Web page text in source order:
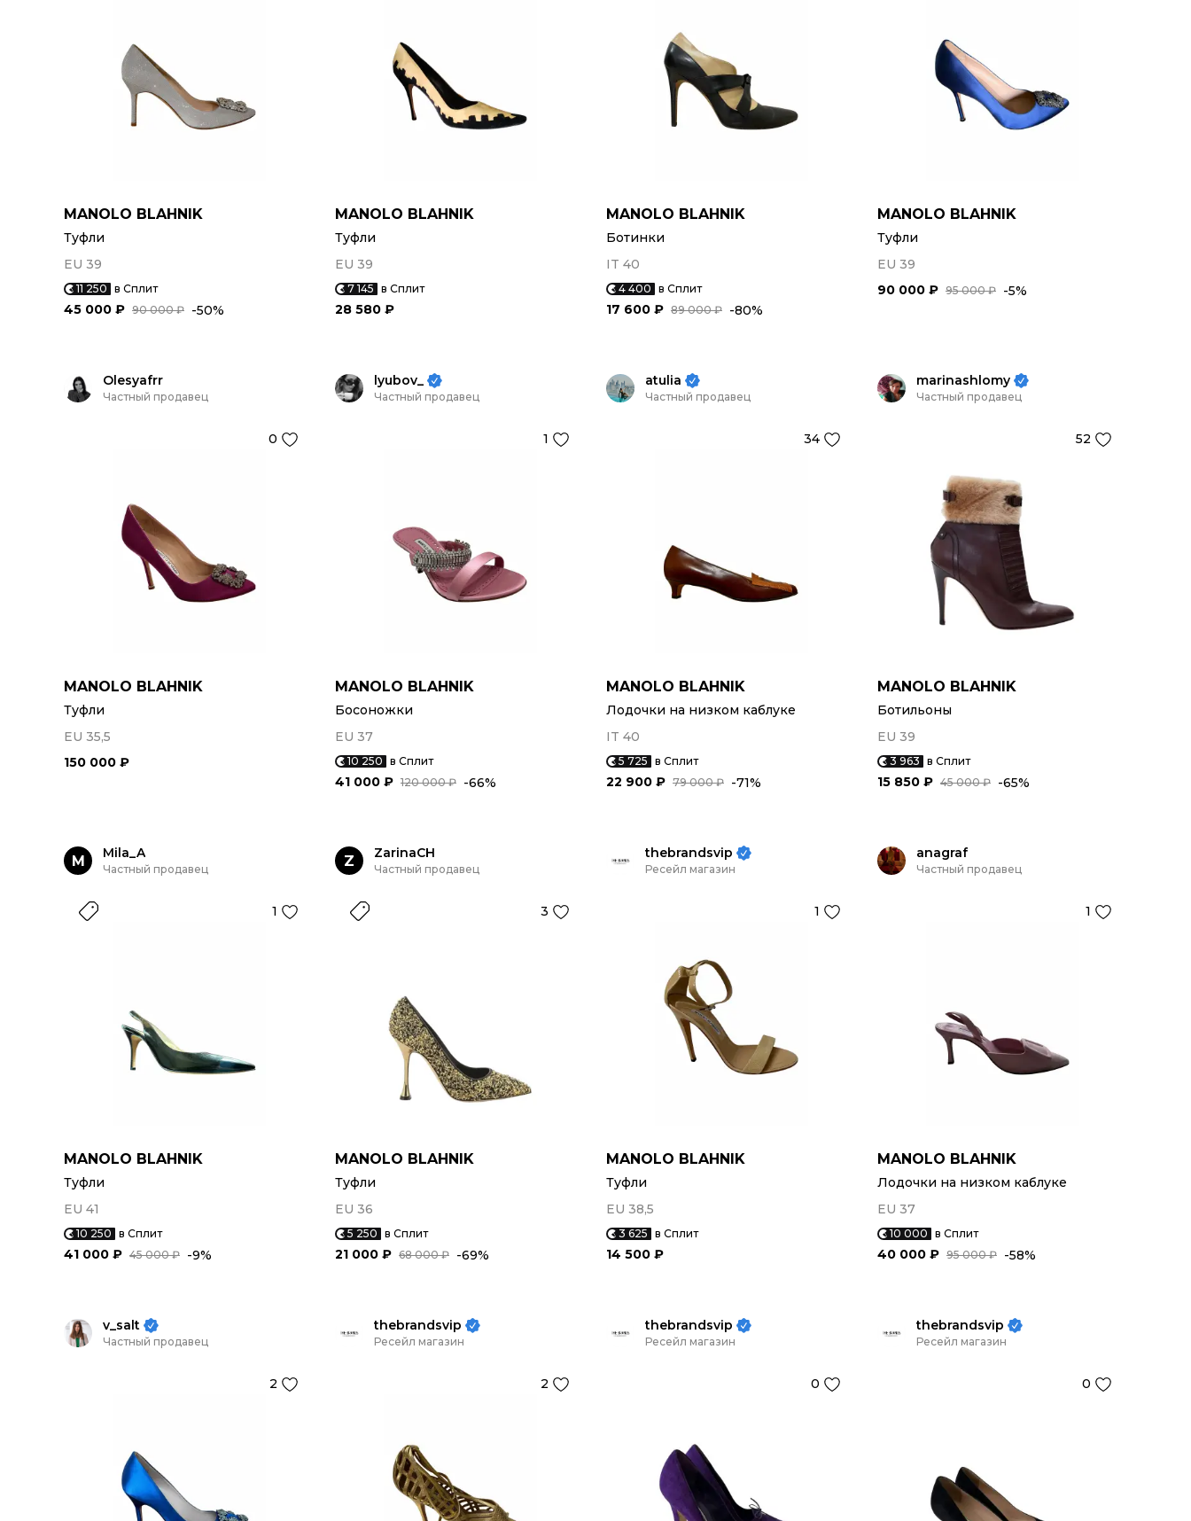
MANOLO BLAHNIK
Туфли
EU 39
11 250 в Сплит
90 000 ₽
45 000 ₽ -50%
MANOLO BLAHNIK
Туфли
EU 39
7 145 в Сплит
28 580 ₽
MANOLO BLAHNIK
Ботинки
IT 40
4 400 в Сплит
89 000 ₽
17 600 ₽ -80%
MANOLO BLAHNIK
Туфли
EU 39
95 000 ₽
90 000 ₽ -5%
Olesyafrr
Частный продавец
0
MANOLO BLAHNIK
Туфли
EU 35,5
150 000 ₽
lyubov_
Частный продавец
1
MANOLO BLAHNIK
Босоножки
EU 37
10 250 в Сплит
120 000 ₽
41 000 ₽ -66%
atulia
Частный продавец
34
MANOLO BLAHNIK
Лодочки на низком каблуке
IT 40
5 725 в Сплит
79 000 ₽
22 900 ₽ -71%
marinashlomy
Частный продавец
52
MANOLO BLAHNIK
Ботильоны
EU 39
3 963 в Сплит
45 000 ₽
15 850 ₽ -65%
M Mila_A
Частный продавец
1
MANOLO BLAHNIK
Туфли
EU 41
10 250 в Сплит
45 000 ₽
41 000 ₽ -9%
Z ZarinaCH
Частный продавец
3
MANOLO BLAHNIK
Туфли
EU 36
5 250 в Сплит
68 000 ₽
21 000 ₽ -69%
thebrandsvip
Ресейл магазин
1
MANOLO BLAHNIK
Туфли
EU 38,5
3 625 в Сплит
14 500 ₽
anagraf
Частный продавец
1
MANOLO BLAHNIK
Лодочки на низком каблуке
EU 37
10 000 в Сплит
95 000 ₽
40 000 ₽ -58%
v_salt
Частный продавец
2
thebrandsvip
Ресейл магазин
2
thebrandsvip
Ресейл магазин
0
thebrandsvip
Ресейл магазин
0